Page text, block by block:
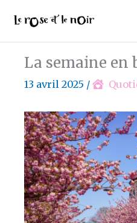
contenu
La semaine en
13 avril 2025 /